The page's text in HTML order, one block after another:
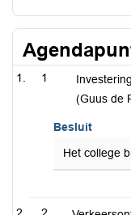
1
(Guus de
Besluit
Het college